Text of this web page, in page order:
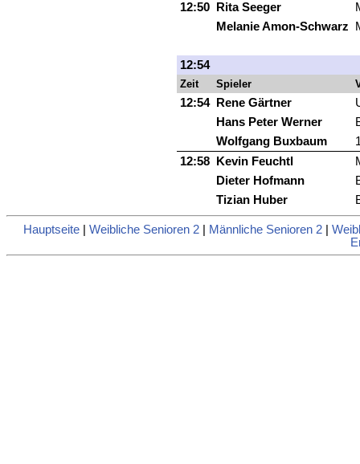
12:50
Rita Seeger
Melanie Amon-Schwarz
12:54
Zeit Spieler
12:54 Rene Gärtner
Hans Peter Werner
Wolfgang Buxbaum
12:58
Kevin Feuchtl
Dieter Hofmann
Tizian Huber
Hauptseite| Weibliche Senioren 2| Männliche Senioren 2|